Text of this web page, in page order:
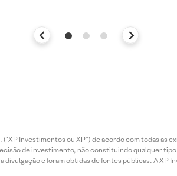
Investimentos ou XP”) de acordo com todas
de investimento, não constituindo qualquer
e foram obtidas de fontes públicas. A XP